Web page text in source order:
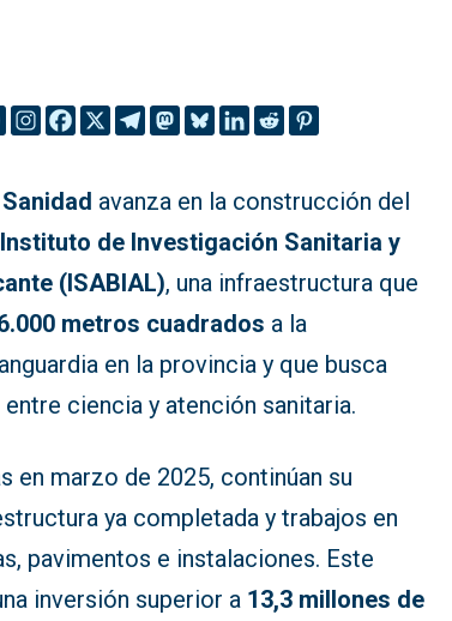
avanza en la construcción del
Instituto de Investigación Sanitaria y
(ISABIAL), una infraestructura que
metros cuadrados a la
en la provincia y que busca
ciencia y atención sanitaria.
en marzo de 2025, continúan su
ya completada y trabajos en
pavimentos e instalaciones. Este
inversión superior a 13,3 millones de